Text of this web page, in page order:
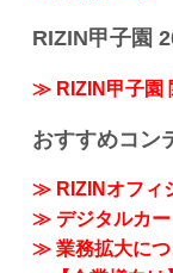
RIZIN甲子園
≫ RIZIN甲子園
おすすめコン
≫ RIZINオフィ
≫ デジタルカー
≫ 業務拡大につ